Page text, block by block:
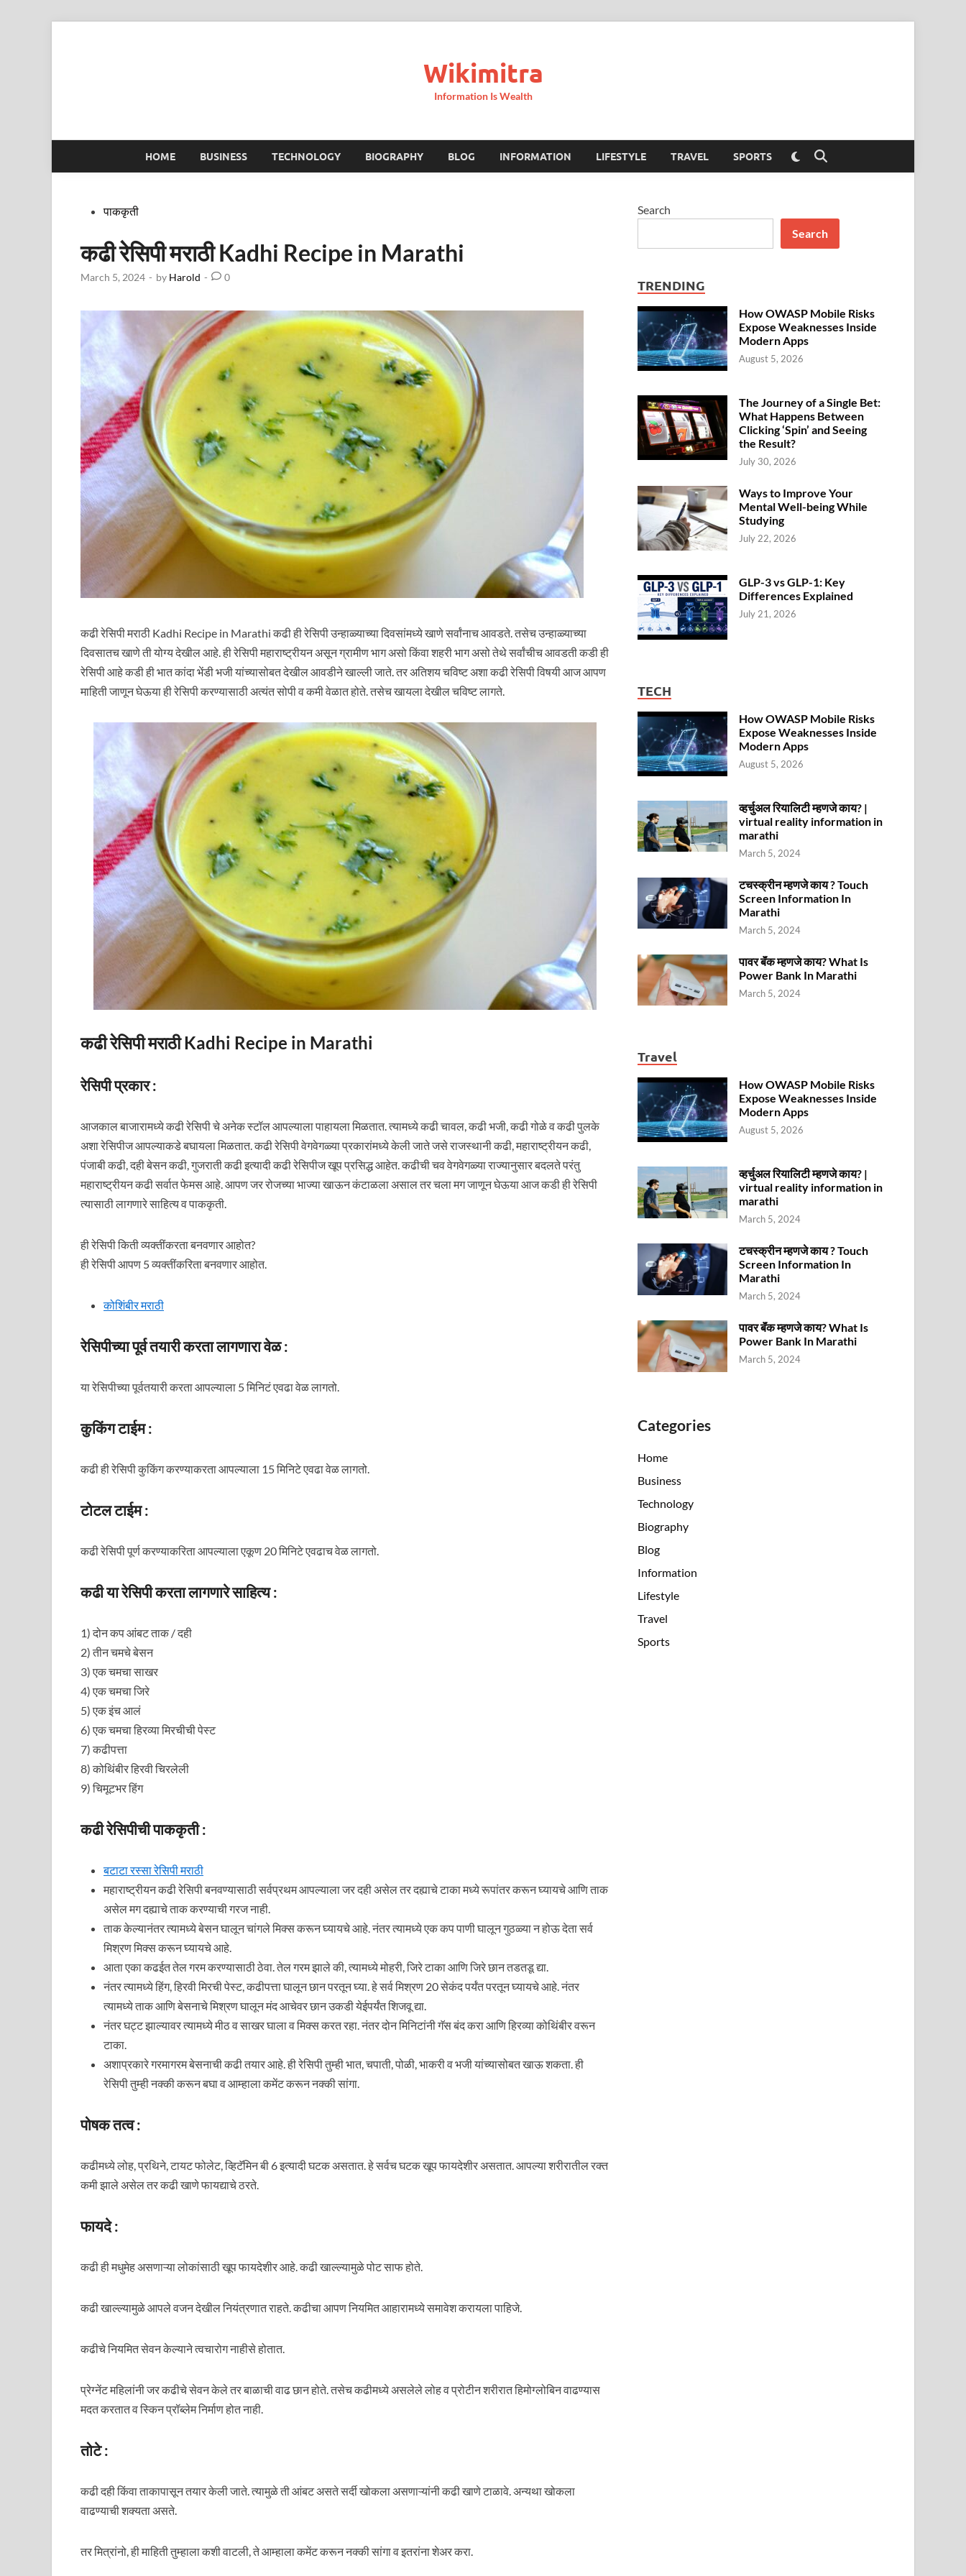
Wikimitra
Information Is Wealth
HOME BUSINESS TECHNOLOGY BIOGRAPHY BLOG INFORMATION LIFESTYLE TRAVEL SPORTS Switch
to
Open
Search
Postedपाककृती
कढी रेसिपी मराठी Kadhi Recipe in Marathi
March 5, 2024 - by Harold - 0
कढी रेसिपी मराठी Kadhi Recipe in Marathi कढी ही रेसिपी उन्हाळ्याच्या दिवसांमध्ये खाणे सर्वांनाच आवडते. तसेच उन्हाळ्याच्या
दिवसातच खाणे ती योग्य देखील आहे. ही रेसिपी महाराष्ट्रीयन असून ग्रामीण भाग असो किंवा शहरी भाग असो तेथे सर्वांचीच आवडती कडी ही
रेसिपी आहे कडी ही भात कांदा भेंडी भजी यांच्यासोबत देखील आवडीने खाल्ली जाते. तर अतिशय चविष्ट अशा कढी रेसिपी विषयी आज आपण
माहिती जाणून घेऊया ही रेसिपी करण्यासाठी अत्यंत सोपी व कमी वेळात होते. तसेच खायला देखील चविष्ट लागते.
कढी रेसिपी मराठी Kadhi Recipe in Marathi
रेसिपी प्रकार :
आजकाल बाजारामध्ये कढी रेसिपी चे अनेक स्टॉल आपल्याला पाहायला मिळतात. त्यामध्ये कढी चावल, कढी भजी, कढी गोळे व कढी पुलके
अशा रेसिपीज आपल्याकडे बघायला मिळतात. कढी रेसिपी वेगवेगळ्या प्रकारांमध्ये केली जाते जसे राजस्थानी कढी, महाराष्ट्रीयन कढी,
पंजाबी कढी, दही बेसन कढी, गुजराती कढी इत्यादी कढी रेसिपीज खूप प्रसिद्ध आहेत. कढीची चव वेगवेगळ्या राज्यानुसार बदलते परंतु
महाराष्ट्रीयन कढी सर्वात फेमस आहे. आपण जर रोजच्या भाज्या खाऊन कंटाळला असाल तर चला मग जाणून घेऊया आज कडी ही रेसिपी
त्यासाठी लागणारे साहित्य व पाककृती.
ही रेसिपी किती व्यक्तींकरता बनवणार आहोत?
ही रेसिपी आपण 5 व्यक्तींकरिता बनवणार आहोत.
कोशिंबीर मराठी
रेसिपीच्या पूर्व तयारी करता लागणारा वेळ :
या रेसिपीच्या पूर्वतयारी करता आपल्याला 5 मिनिटं एवढा वेळ लागतो.
कुकिंग टाईम :
कढी ही रेसिपी कुकिंग करण्याकरता आपल्याला 15 मिनिटे एवढा वेळ लागतो.
टोटल टाईम :
कढी रेसिपी पूर्ण करण्याकरिता आपल्याला एकूण 20 मिनिटे एवढाच वेळ लागतो.
कढी या रेसिपी करता लागणारे साहित्य :
1) दोन कप आंबट ताक / दही
2) तीन चमचे बेसन
3) एक चमचा साखर
4) एक चमचा जिरे
5) एक इंच आलं
6) एक चमचा हिरव्या मिरचीची पेस्ट
7) कढीपत्ता
8) कोथिंबीर हिरवी चिरलेली
9) चिमूटभर हिंग
कढी रेसिपीची पाककृती :
बटाटा रस्सा रेसिपी मराठी
महाराष्ट्रीयन कढी रेसिपी बनवण्यासाठी सर्वप्रथम आपल्याला जर दही असेल तर दह्याचे टाका मध्ये रूपांतर करून घ्यायचे आणि ताक
असेल मग दह्याचे ताक करण्याची गरज नाही.
ताक केल्यानंतर त्यामध्ये बेसन घालून चांगले मिक्स करून घ्यायचे आहे. नंतर त्यामध्ये एक कप पाणी घालून गुठळ्या न होऊ देता सर्व
मिश्रण मिक्स करून घ्यायचे आहे.
आता एका कढईत तेल गरम करण्यासाठी ठेवा. तेल गरम झाले की, त्यामध्ये मोहरी, जिरे टाका आणि जिरे छान तडतडू द्या.
नंतर त्यामध्ये हिंग, हिरवी मिरची पेस्ट, कढीपत्ता घालून छान परतून घ्या. हे सर्व मिश्रण 20 सेकंद पर्यंत परतून घ्यायचे आहे. नंतर
त्यामध्ये ताक आणि बेसनाचे मिश्रण घालून मंद आचेवर छान उकडी येईपर्यंत शिजवू द्या.
नंतर घट्ट झाल्यावर त्यामध्ये मीठ व साखर घाला व मिक्स करत रहा. नंतर दोन मिनिटांनी गॅस बंद करा आणि हिरव्या कोथिंबीर वरून
टाका.
अशाप्रकारे गरमागरम बेसनाची कढी तयार आहे. ही रेसिपी तुम्ही भात, चपाती, पोळी, भाकरी व भजी यांच्यासोबत खाऊ शकता. ही
रेसिपी तुम्ही नक्की करून बघा व आम्हाला कमेंट करून नक्की सांगा.
पोषक तत्व :
कढीमध्ये लोह, प्रथिने, टायट फोलेट, व्हिटॅमिन बी 6 इत्यादी घटक असतात. हे सर्वच घटक खूप फायदेशीर असतात. आपल्या शरीरातील रक्त
कमी झाले असेल तर कढी खाणे फायद्याचे ठरते.
फायदे :
कढी ही मधुमेह असणाऱ्या लोकांसाठी खूप फायदेशीर आहे. कढी खाल्ल्यामुळे पोट साफ होते.
कढी खाल्ल्यामुळे आपले वजन देखील नियंत्रणात राहते. कढीचा आपण नियमित आहारामध्ये समावेश करायला पाहिजे.
कढीचे नियमित सेवन केल्याने त्वचारोग नाहीसे होतात.
प्रेग्नेंट महिलांनी जर कढीचे सेवन केले तर बाळाची वाढ छान होते. तसेच कढीमध्ये असलेले लोह व प्रोटीन शरीरात हिमोग्लोबिन वाढण्यास
मदत करतात व स्किन प्रॉब्लेम निर्माण होत नाही.
तोटे :
कढी दही किंवा ताकापासून तयार केली जाते. त्यामुळे ती आंबट असते सर्दी खोकला असणाऱ्यांनी कढी खाणे टाळावे. अन्यथा खोकला
वाढण्याची शक्यता असते.
तर मित्रांनो, ही माहिती तुम्हाला कशी वाटली, ते आम्हाला कमेंट करून नक्की सांगा व इतरांना शेअर करा.
Search
Search
TRENDING
How OWASP Mobile Risks
Expose Weaknesses Inside
Modern Apps
August 5, 2026
The Journey of a Single Bet:
What Happens Between
Clicking ‘Spin’ and Seeing
the Result?
July 30, 2026
Ways to Improve Your
Mental Well-being While
Studying
July 22, 2026
GLP-3 vs GLP-1: Key
Differences Explained
July 21, 2026
TECH
How OWASP Mobile Risks
Expose Weaknesses Inside
Modern Apps
August 5, 2026
व्हर्चुअल रियालिटी म्हणजे काय? |
virtual reality information in
marathi
March 5, 2024
टचस्क्रीन म्हणजे काय ? Touch
Screen Information In
Marathi
March 5, 2024
पावर बॅंक म्हणजे काय? What Is
Power Bank In Marathi
March 5, 2024
Travel
How OWASP Mobile Risks
Expose Weaknesses Inside
Modern Apps
August 5, 2026
व्हर्चुअल रियालिटी म्हणजे काय? |
virtual reality information in
marathi
March 5, 2024
टचस्क्रीन म्हणजे काय ? Touch
Screen Information In
Marathi
March 5, 2024
पावर बॅंक म्हणजे काय? What Is
Power Bank In Marathi
March 5, 2024
Categories
Home
Business
Technology
Biography
Blog
Information
Lifestyle
Travel
Sports